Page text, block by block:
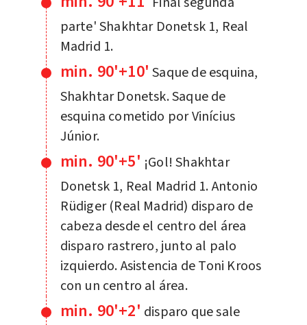
parte' Shakhtar Donetsk 1, Real
Madrid 1.
min. 90'+10' Saque de esquina,
Shakhtar Donetsk. Saque de
esquina cometido por Vinícius
Júnior.
min. 90'+5' ¡Gol! Shakhtar
Donetsk 1, Real Madrid 1. Antonio
Rüdiger (Real Madrid) disparo de
cabeza desde el centro del área
disparo rastrero, junto al palo
izquierdo. Asistencia de Toni Kroos
con un centro al área.
min. 90'+2' disparo que sale